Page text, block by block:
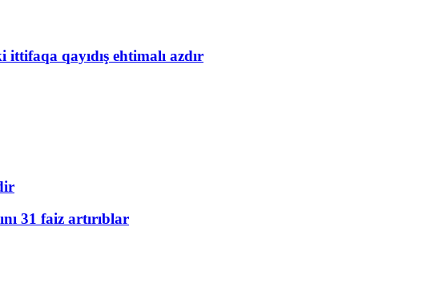
qayıdış ehtimalı azdır
31 faiz artırıblar